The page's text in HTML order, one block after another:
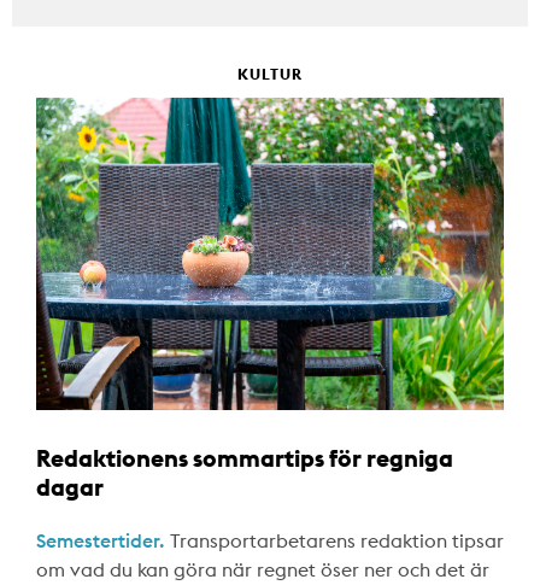
KULTUR
Redaktionens sommartips för regniga
dagar
Semestertider. Transportarbetarens redaktion tipsar
om vad du kan göra när regnet öser ner och det är